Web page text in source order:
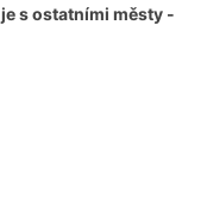
je s ostatními městy -